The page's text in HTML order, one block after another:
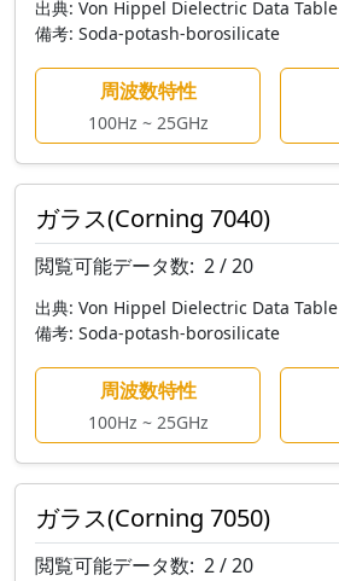
出典: Von Hippel Dielectric Data Table
備考: Soda-potash-borosilicate
周波数特性
100Hz ~ 25GHz
ガラス(Corning 7040)
閲覧可能データ数: 2 / 20
出典: Von Hippel Dielectric Data Table
備考: Soda-potash-borosilicate
周波数特性
100Hz ~ 25GHz
ガラス(Corning 7050)
閲覧可能データ数: 2 / 20